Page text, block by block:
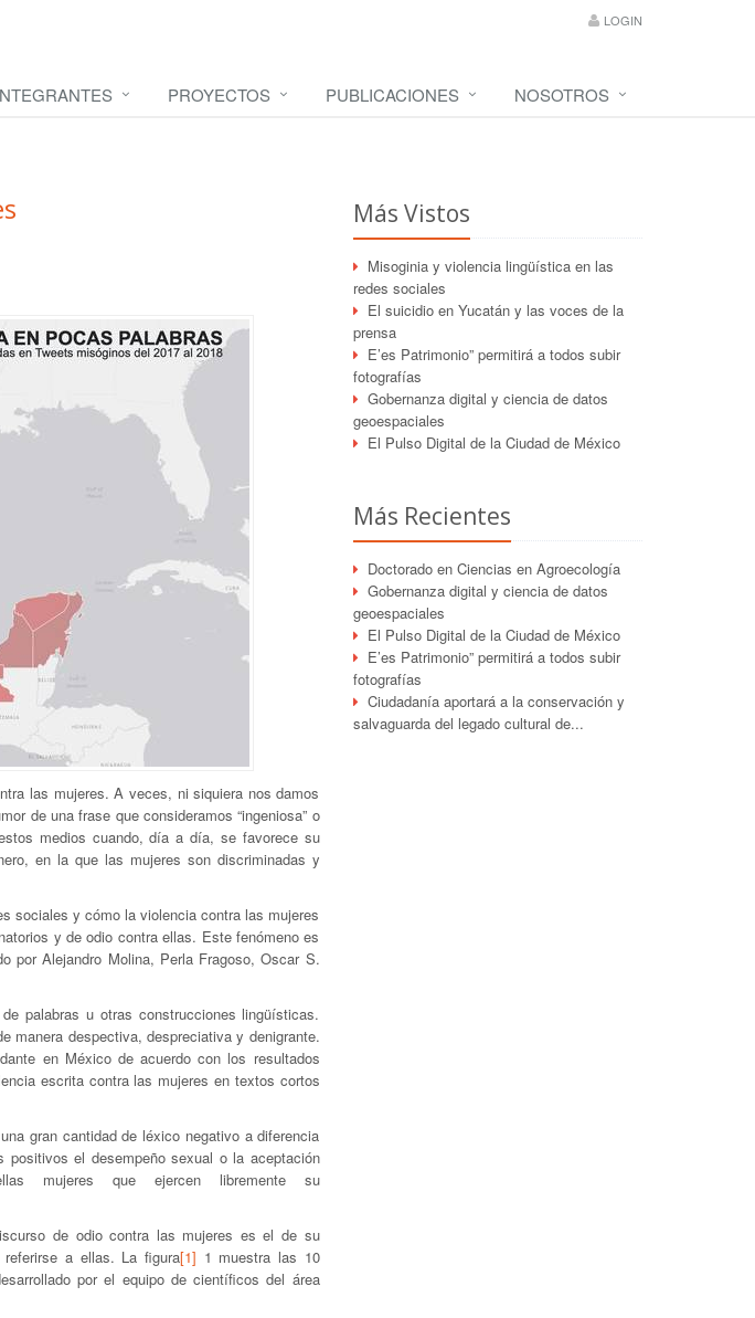
LOGIN
PROYECTOS PUBLICACIONES NOSOTROS
las mujeres. A veces, ni siquiera nos damos
de una frase que consideramos “ingeniosa” o
medios cuando, día a día, se favorece su
en la que las mujeres son discriminadas y
sociales y cómo la violencia contra las mujeres
y de odio contra ellas. Este fenómeno es
por Alejandro Molina, Perla Fragoso, Oscar S.
palabras u otras construcciones lingüísticas.
manera despectiva, despreciativa y denigrante.
en México de acuerdo con los resultados
escrita contra las mujeres en textos cortos
gran cantidad de léxico negativo a diferencia
el desempeño sexual o la aceptación
mujeres que ejercen libremente su
de odio contra las mujeres es el de su
a ellas. La figura[1] 1 muestra las 10
por el equipo de científicos del área
Más Vistos
Misoginia y violencia lingüística en las
redes sociales
El suicidio en Yucatán y las voces de la
prensa
E’es Patrimonio” permitirá a todos subir
fotografías
Gobernanza digital y ciencia de datos
geoespaciales
El Pulso Digital de la Ciudad de México
Más Recientes
Doctorado en Ciencias en Agroecología
Gobernanza digital y ciencia de datos
geoespaciales
El Pulso Digital de la Ciudad de México
E’es Patrimonio” permitirá a todos subir
fotografías
Ciudadanía aportará a la conservación y
salvaguarda del legado cultural de...